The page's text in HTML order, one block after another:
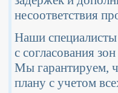
несоответствия
Наши специалисты
с согласования
Мы гарантируем,
плану с учетом